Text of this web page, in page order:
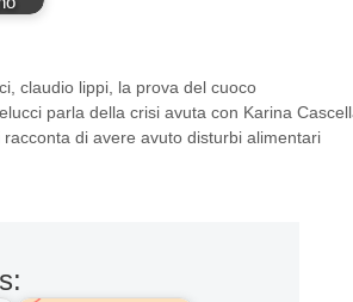
,claudio lippi, la prova del cuoco
parla della crisi avuta con Karina
racconta di avere avuto disturbi alimentari